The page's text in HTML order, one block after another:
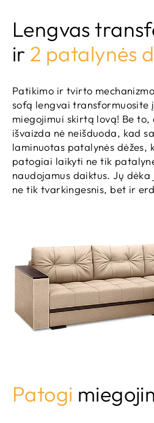
Lengvas
ir 2 patalynės
Patikimo ir tvirto
sofą lengvai transformuosite
miegojimui skirtą lovą! Be to,
išvaizda nė neišduoda, kad
laminuotas patalynės dėžes,
patogiai laikyti ne tik
naudojamus daiktus. Jų
ne tik tvarkingesnis, bet ir
Patogi